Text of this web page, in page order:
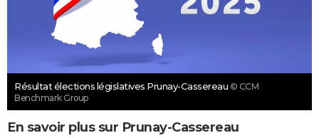
Résultat élections législatives Prunay-Cassereau © CCM
Benchmark Group
En savoir plus sur Prunay-Cassereau